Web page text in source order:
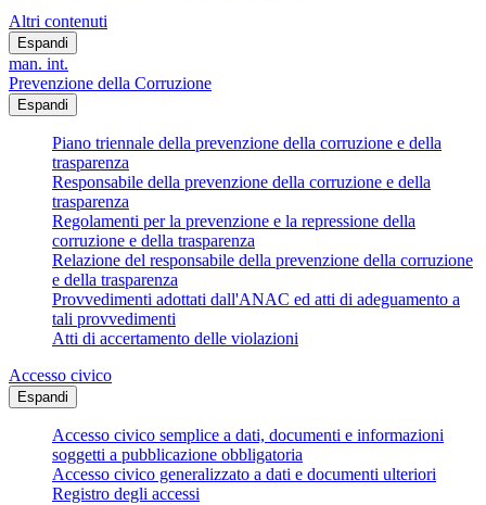
Altri contenuti
Espandi
man. int.
Prevenzione della Corruzione
Espandi
Piano triennale della prevenzione della corruzione e della
trasparenza
Responsabile della prevenzione della corruzione e della
trasparenza
Regolamenti per la prevenzione e la repressione della
corruzione e della trasparenza
Relazione del responsabile della prevenzione della corruzione
e della trasparenza
Provvedimenti adottati dall'ANAC ed atti di adeguamento a
tali provvedimenti
Atti di accertamento delle violazioni
Accesso civico
Espandi
Accesso civico semplice a dati, documenti e informazioni
soggetti a pubblicazione obbligatoria
Accesso civico generalizzato a dati e documenti ulteriori
Registro degli accessi